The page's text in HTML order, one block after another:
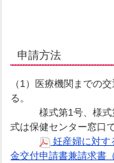
申請方法
（1）医療機関までの
る。
様式第1号、様式第
式は保健センター
妊産婦に対す
金交付申請書兼請求書